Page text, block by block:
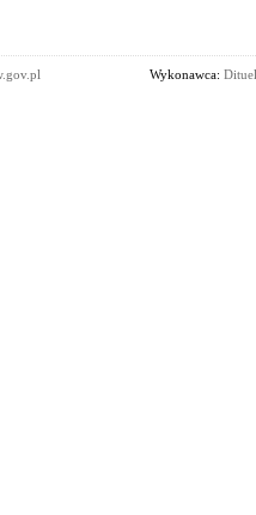
Wykonawca: